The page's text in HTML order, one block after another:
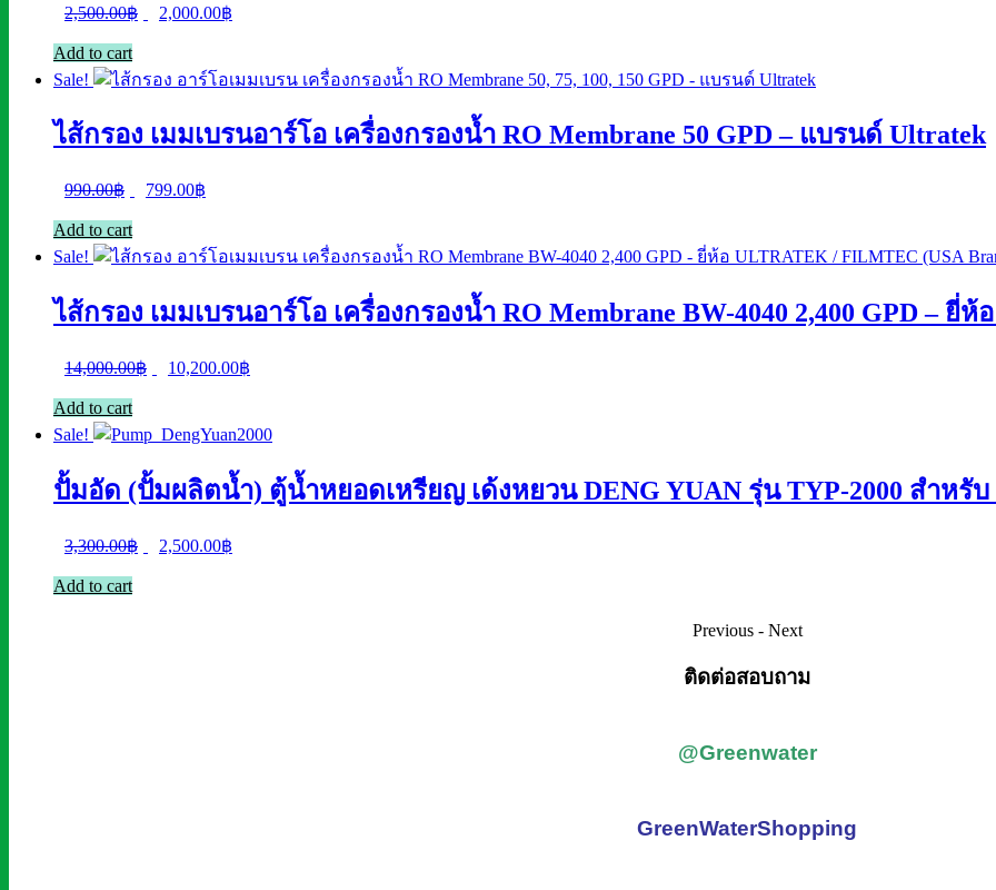
quantity
2,500.00฿
Original
2,500.00฿.
2,000.00฿
2,000.00฿.
Add to cart
Sale!
ไส้กรอง เมมเบรนอาร์โอ เครื่องกรองน้ำ RO Membrane 50 GPD – แบรนด์ Ultratek
990.00฿
Original
990.00฿.
799.00฿
is:
799.00฿.
Add to cart
Sale!
ไส้กรอง เมมเบรนอาร์โอ เครื่องกรองน้ำ RO Membrane BW-4040 2,400 GPD – ยี่
14,000.00฿
Original
14,000.00฿.
10,200.00฿
10,200.00฿.
Add to cart
Sale!
ปั้มอัด (ปั้มผลิตน้ำ) ตู้น้ำหยอดเหรียญ เด้งหยวน DENG YUAN รุ่น TYP-2000 สำหรั
3,300.00฿
Original
2,500.00฿
Add to cart
Previous- Next
ติดต่อสอบถาม
@Greenwater
GreenWaterShopping